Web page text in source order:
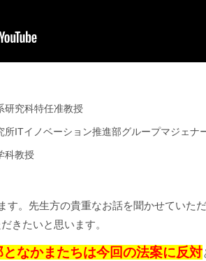
研究科特任准教授
ITイノベーション推進部グループマジェナ
科教授
。先生方の貴重なお話を聞かせていた
きたいと思います。
なかまたちは今回の法案に反対